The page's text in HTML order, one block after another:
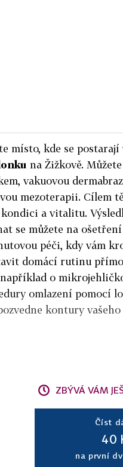
místo, kde se
na Žižkově.
vakuovou
mezoterapii. Cílem
a vitalitu.
se můžete na
péči, kdy vám
domácí rutinu
o
omlazení pomocí
kontury vašeho
ZBÝVÁ VÁM
Číst
40
na první